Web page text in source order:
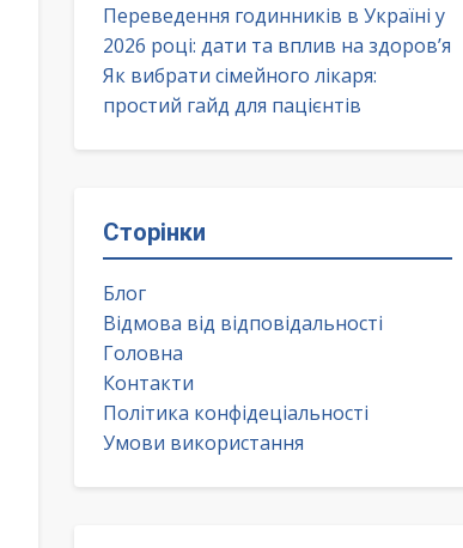
Переведення годинників в Україні у
2026 році: дати та вплив на здоров’я
Як вибрати сімейного лікаря:
простий гайд для пацієнтів
Сторінки
Блог
Відмова від відповідальності
Головна
Контакти
Політика конфідеціальності
Умови використання